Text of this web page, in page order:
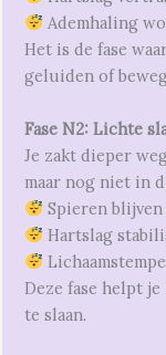
Ademhaling
Het is de fase
geluiden of
Fase N2: Lichte
Je zakt dieper
maar nog niet in
Spieren
Hartslag
Deze fase helpt
te slaan.